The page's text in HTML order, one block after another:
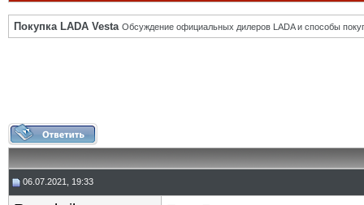
Покупка LADA Vesta Обсуждение официальных дилеров LADA и способы
06.07.2021, 19:33